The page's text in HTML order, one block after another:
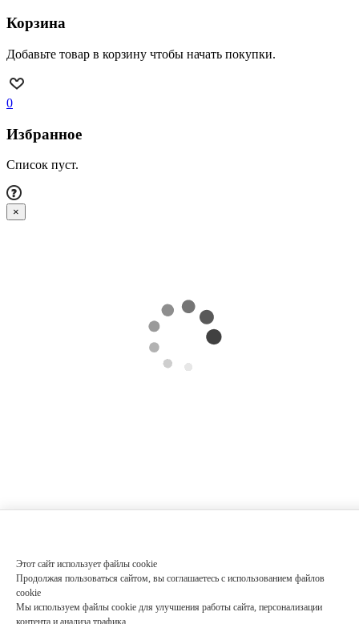
Этот сайт использует файлы cookie
Продолжая пользоваться сайтом, вы соглашаетесь с использованием файлов
cookie
Мы используем файлы cookie для улучшения работы сайта, персонализации
контента и анализа трафика
Корзина
Добавьте товар в корзину чтобы начать покупки.
0
Избранное
Список пуст.
×